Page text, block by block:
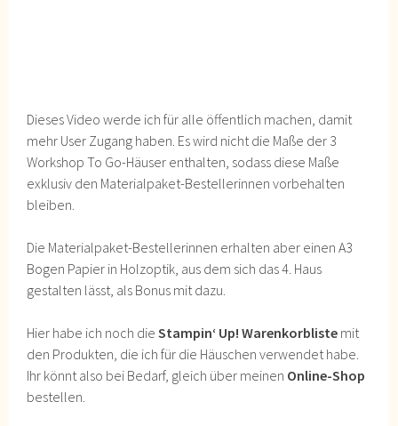
Dieses Video werde ich für alle öffentlich machen, damit
mehr User Zugang haben. Es wird nicht die Maße der 3
Workshop To Go-Häuser enthalten, sodass diese Maße
exklusiv den Materialpaket-Bestellerinnen vorbehalten
bleiben.
Die Materialpaket-Bestellerinnen erhalten aber einen A3
Bogen Papier in Holzoptik, aus dem sich das 4. Haus
gestalten lässt, als Bonus mit dazu.
Hier habe ich noch dieStampin‘ Up! Warenkorbliste mit
den Produkten, die ich für die Häuschen verwendet habe.
Ihr könnt also bei Bedarf, gleich über meinen Online-Shop
bestellen.